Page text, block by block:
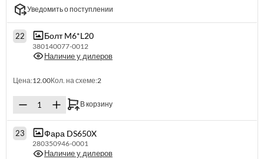
Уведомить о поступлении
22 Болт M6*L20
380140077-0012
Наличие у дилеров
Цена:12.00Кол. на схеме:2
В корзину
23 Фара DS650X
280350946-0001
Наличие у дилеров